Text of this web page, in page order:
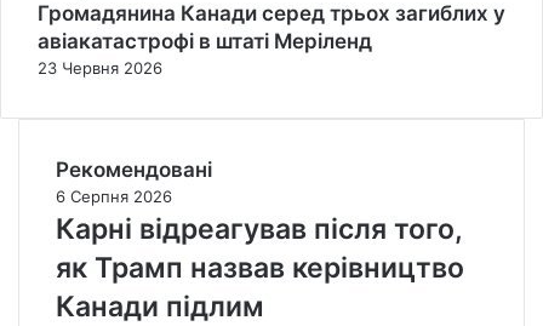
Громадянина Канади серед трьох загиблих у
авіакатастрофі в штаті Меріленд
23 Червня 2026
Рекомендовані
6 Серпня 2026
Карні відреагував після того,
як Трамп назвав керівництво
Канади підлим